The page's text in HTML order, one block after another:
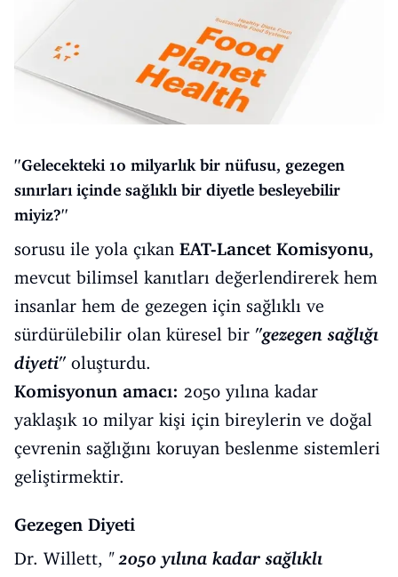
''Gelecekteki 10 milyarlık bir nüfusu, gezegen
sınırları içinde sağlıklı bir diyetle besleyebilir
miyiz?''
sorusu ile yola çıkan EAT-Lancet Komisyonu,
mevcut bilimsel kanıtları değerlendirerek hem
insanlar hem de gezegen için sağlıklı ve
sürdürülebilir olan küresel bir ''gezegen sağlığı
diyeti'' oluşturdu.
Komisyonun amacı: 2050 yılına kadar
yaklaşık 10 milyar kişi için bireylerin ve doğal
çevrenin sağlığını koruyan beslenme sistemleri
geliştirmektir.
Gezegen Diyeti
Dr. Willett, '' 2050 yılına kadar sağlıklı